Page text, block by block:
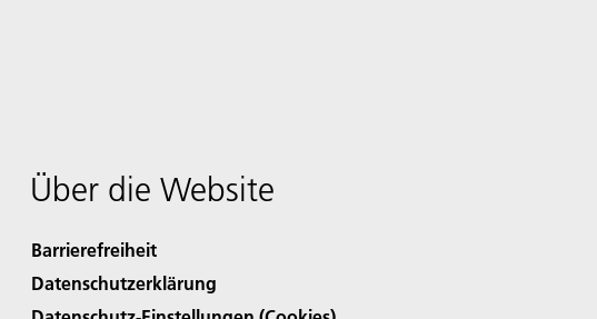
Über die Website
Barrierefreiheit
Datenschutzerklärung